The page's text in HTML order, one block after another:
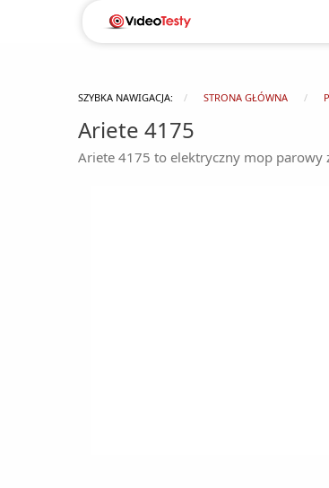
SZYBKA NAWIGACJA: STRONA GŁÓWNA
Ariete 4175
Ariete 4175 to elektryczny mop